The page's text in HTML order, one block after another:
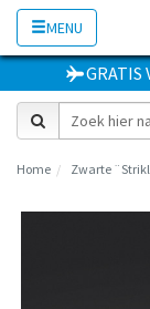
MENU
GRATIS
Home Zwarte